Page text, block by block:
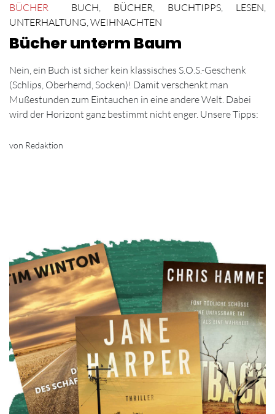
BÜCHER BUCH BÜCHER BUCHTIPPS LESEN
UNTERHALTUNG WEIHNACHTEN
Bücher unterm Baum
Nein, ein Buch ist sicher kein klassisches S.O.S.-Geschenk
(Schlips, Oberhemd, Socken)! Damit verschenkt man
Mußestunden zum Eintauchen in eine andere Welt. Dabei
wird der Horizont ganz bestimmt nicht enger. Unsere Tipps:
von Redaktion